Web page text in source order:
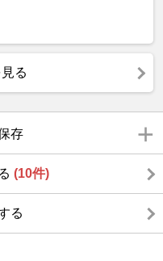
る
存
(10件)
る